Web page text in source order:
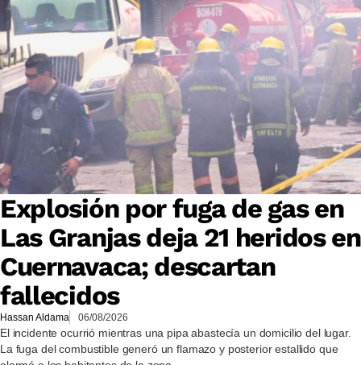
Explosión por fuga de gas en
Las Granjas deja 21 heridos en
Cuernavaca; descartan
fallecidos
Hassan Aldama 06/08/2026
El incidente ocurrió mientras una pipa abastecía un domicilio del lugar.
La fuga del combustible generó un flamazo y posterior estallido que